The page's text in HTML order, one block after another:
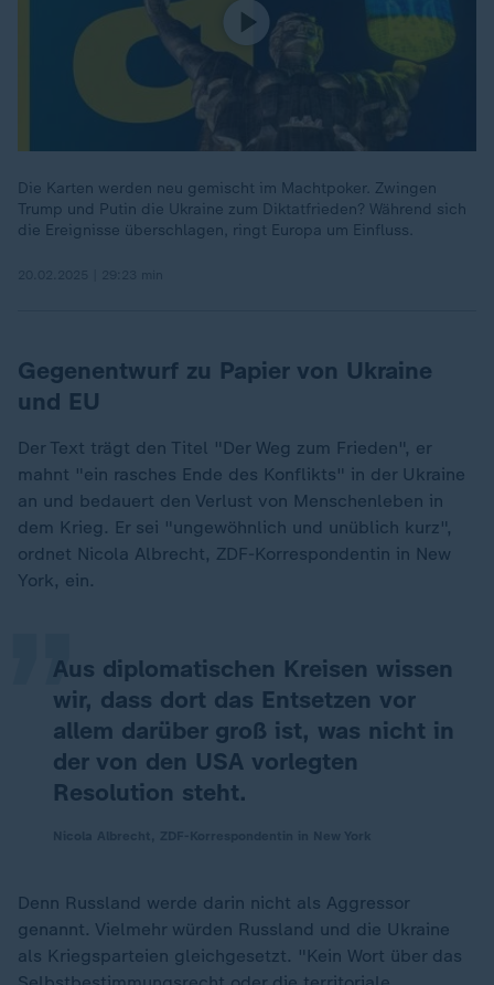
Die Karten werden neu gemischt im Machtpoker. Zwingen
Trump und Putin die Ukraine zum Diktatfrieden? Während sich
die Ereignisse überschlagen, ringt Europa um Einfluss.
Gegenentwurf zu Papier von Ukraine
und EU
Der Text trägt den Titel "Der Weg zum Frieden", er
mahnt "ein rasches Ende des Konflikts" in der Ukraine
an und bedauert den Verlust von Menschenleben in
dem Krieg. Er sei "ungewöhnlich und unüblich kurz",
ordnet Nicola Albrecht, ZDF-Korrespondentin in New
York, ein.
Aus diplomatischen Kreisen wissen
wir, dass dort das Entsetzen vor
allem darüber groß ist, was nicht in
der von den USA vorlegten
Resolution steht.
„
Denn Russland werde darin nicht als Aggressor
genannt. Vielmehr würden Russland und die Ukraine
als Kriegsparteien gleichgesetzt. "Kein Wort über das